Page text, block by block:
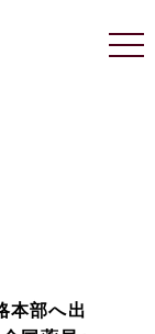
本部へ出